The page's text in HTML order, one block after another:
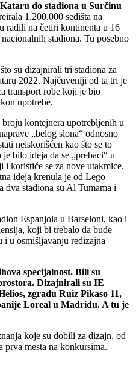
do stadiona u Surčinu
1.200.000 sedišta na
radili na četiri kontinenta u 16
stadiona. Tu posebno
su dizajnirali tri stadiona za
2022. Najčuveniji od ta tri je
transport robe koji je bio
upotrebe.
kontejnera upotrebljenih u
„belog slona“ odnosno
neiskorišćen kao što se to
bilo ideja da se „prebaci“ u
koristiće se za nove utakmice.
ideja krenula je od Lego
dva stadiona su Al Tumama i
Espanjola u Barseloni, kao i
koji bi trebalo da bude
i u osmišljavanju redizajna
specijalnost. Bili su
Dizajnirali su IE
zgradu Ruiz Pikaso 11,
Loreal u Madridu. A tu je
koje su dobili za dizajn, od
prva mesta na konkursima.